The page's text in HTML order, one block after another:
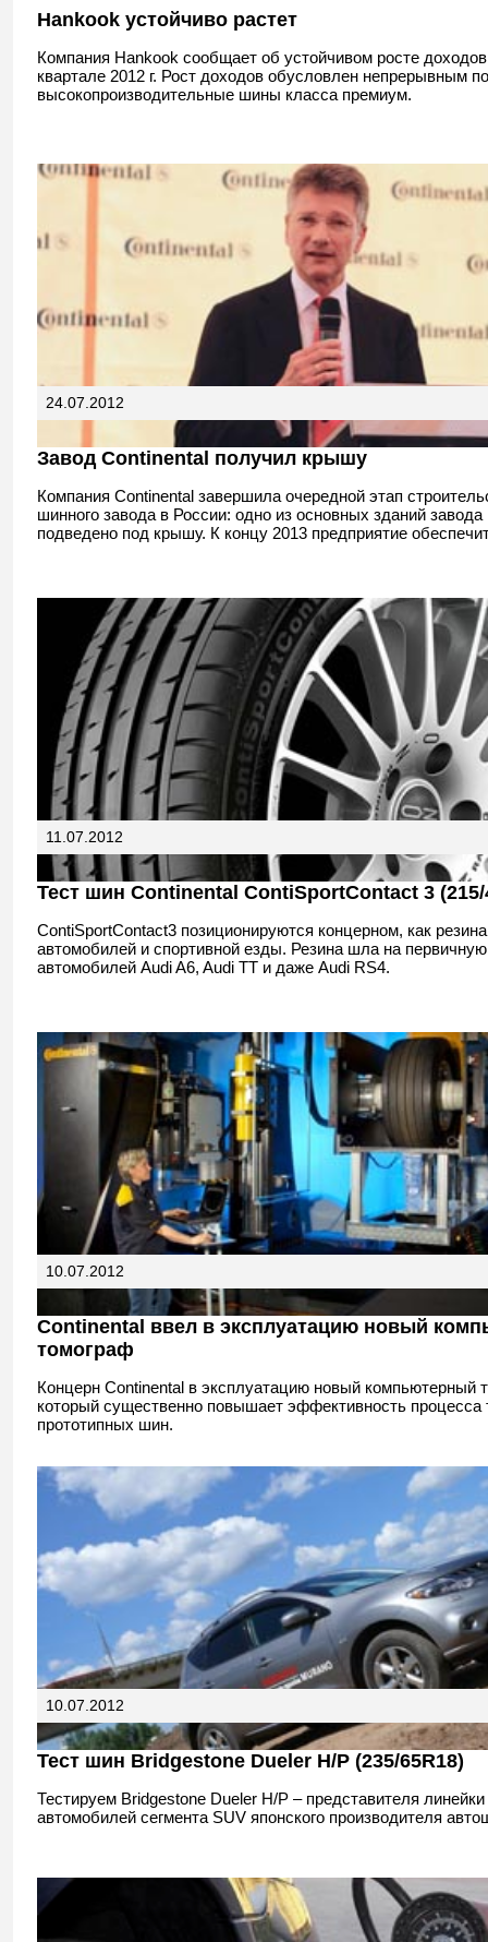
Hankook устойчиво растет
Компания Hankook сообщает об устойчивом росте
квартале 2012 г. Рост доходов обусловлен непрерывным
высокопроизводительные шины класса премиум.
24.07.2012
Завод Continental получил крышу
Компания Continental завершила очередной этап
шинного завода в России: одно из основных зданий завода
подведено под крышу. К концу 2013 предприятие
11.07.2012
Тест шин Continental ContiSportContact 3 (215/
ContiSportContact3 позиционируются концерном, как
автомобилей и спортивной езды. Резина шла на
автомобилей Audi A6, Audi TT и даже Audi RS4.
10.07.2012
Continental ввел в эксплуатацию новый
томограф
Концерн Continental в эксплуатацию новый компьютерный
который существенно повышает эффективность процесса
прототипных шин.
10.07.2012
Тест шин Bridgestone Dueler H/P (235/65R18)
Тестируем Bridgestone Dueler H/P – представителя
автомобилей сегмента SUV японского производителя